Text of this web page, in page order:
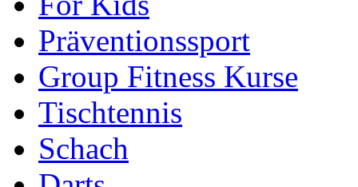
Präventionssport
Group Fitness Kurse
Tischtennis
Schach